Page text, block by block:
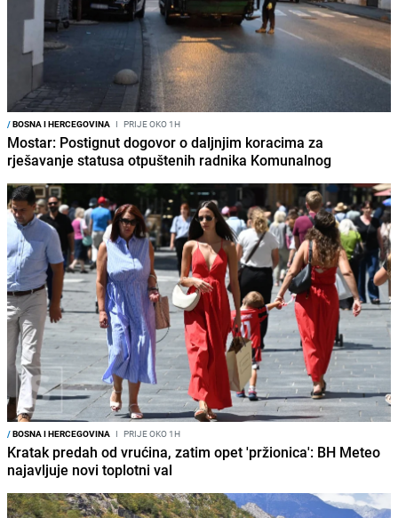
/BOSNA I HERCEGOVINA I PRIJE OKO 1H
Mostar: Postignut dogovor o daljnjim koracima za
rješavanje statusa otpuštenih radnika Komunalnog
/BOSNA I HERCEGOVINA I PRIJE OKO 1H
Kratak predah od vrućina, zatim opet 'pržionica': BH Meteo
najavljuje novi toplotni val